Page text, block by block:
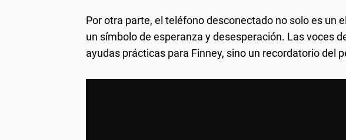
Por otra parte, el teléfono desconectado no solo es un
un símbolo de esperanza y desesperación. Las voces
ayudas prácticas para Finney, sino un recordatorio del